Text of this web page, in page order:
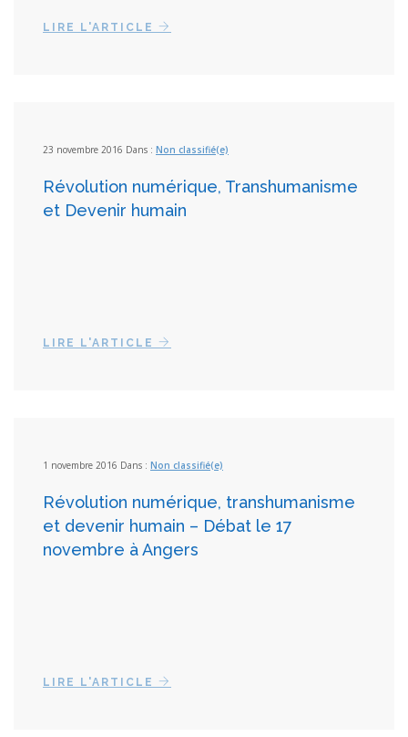
LIRE L'ARTICLE
23 novembre 2016 Dans : Non classifié(e)
Révolution numérique, Transhumanisme
et Devenir humain
LIRE L'ARTICLE
1 novembre 2016 Dans : Non classifié(e)
Révolution numérique, transhumanisme
et devenir humain – Débat le 17
novembre à Angers
LIRE L'ARTICLE